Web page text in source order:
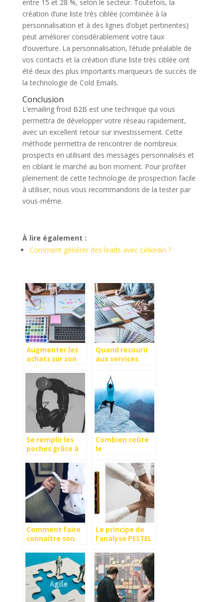
entre 15 et 28 %, selon le secteur. Toutefois, la
création d’une liste très ciblée (combinée à la
personnalisation et à des lignes d’objet pertinentes)
peut améliorer considérablement votre taux
d’ouverture. La personnalisation, l’étude préalable de
vos contacts et la création d’une liste très ciblée ont
été deux des plus importants marqueurs de succès de
la technologie de Cold Emails.
Conclusion
L’emailing froid B2B est une technique qui vous
permettra de développer votre réseau rapidement,
avec un excellent retour sur investissement. Cette
méthode permettra de rencontrer de nombreux
prospects en utilisant des messages personnalisés et
en ciblant le marché au bon moment. Pour profiter
pleinement de cette technologie de prospection facile
à utiliser, nous vous recommandons de la tester par
vous-même.
À lire également :
Comment générer des leads avec Linkedin ?
Augmenter les
achats sur son
Quand recourir
aux services
web ?
Se remplir les
poches grâce à
Combien coûte
le
naturel d’un site
internet ?
Comment faire
connaître son
Le principe de
l’analyse PESTEL